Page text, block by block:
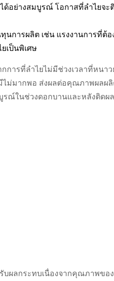
ด้อย่างสมบูรณ์ โอกาสที่ลำไยจะ
ทุนการผลิต เช่น แรงงานการที่ต้อ
เป็นพิเศษ
กการที่ลำไยไม่มีช่วงเวลาที่หน
ม่มากพอ ส่งผลต่อคุณภาพผลผลิ
รณ์ในช่วงดอกบานและหลังติด
บผลกระทบเนื่องจากคุณภาพขอ